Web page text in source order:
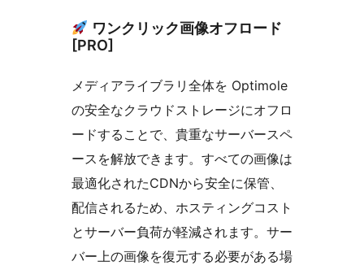
ワンクリック画像オフロード
[PRO]
メディアライブラリ全体を Optimole
の安全なクラウドストレージにオフロ
ードすることで、貴重なサーバースペ
ースを解放できます。すべての画像は
最適化されたCDNから安全に保管、
配信されるため、ホスティングコスト
とサーバー負荷が軽減されます。サー
バー上の画像を復元する必要がある場